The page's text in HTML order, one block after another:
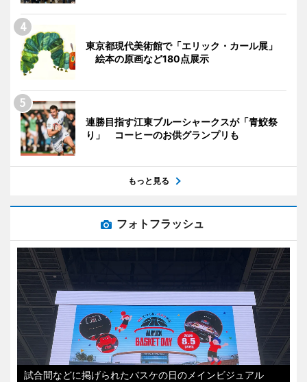
東京都現代美術館で「エリック・カール展」
絵本の原画など180点展示
連勝目指す江東ブルーシャークスが「青鮫祭
り」 コーヒーのお供グランプリも
もっと見る
フォトフラッシュ
試合間などに掲げられたバスケの日のメインビジュアル